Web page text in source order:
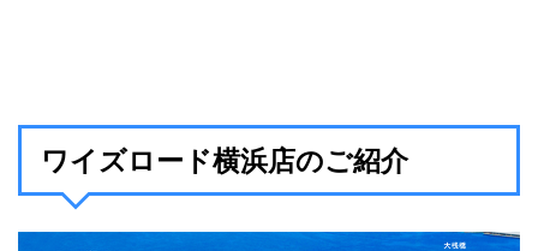
ワイズロード横浜店のご紹介